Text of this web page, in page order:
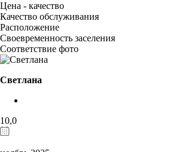
Цена - качество
Качество обслуживания
Расположение
Своевременность заселения
Соответствие фото
Светлана
10,0